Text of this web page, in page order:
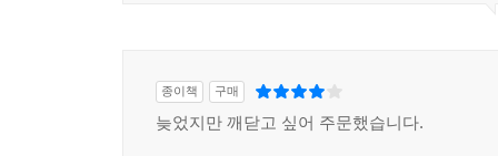
종이책 구매
늦었지만 깨닫고 싶어 주문했습니다.